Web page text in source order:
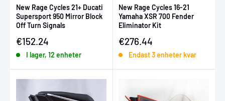
New Rage Cycles 21+ Ducati
Supersport 950 Mirror Block
Off Turn Signals
Försäljningspris
€152.24
I lager, 12 enheter
New Rage Cycles 16-21
Yamaha XSR 700 Fender
Eliminator Kit
Försäljningspris
€276.44
Endast 3 enheter kvar